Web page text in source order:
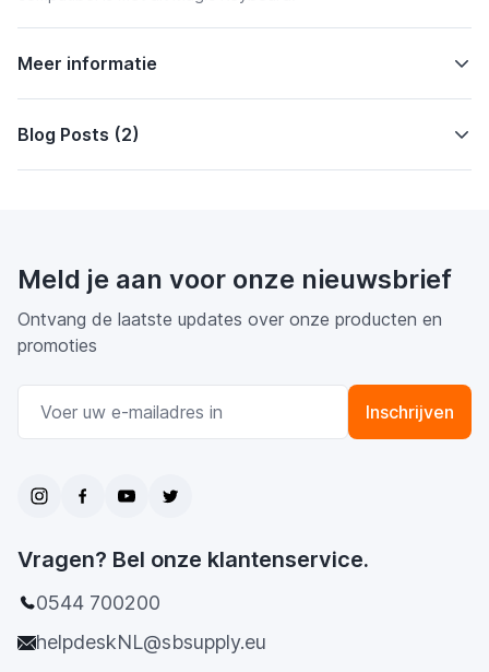
Meer informatie
Blog Posts (2)
Meld je aan voor onze nieuwsbrief
Ontvang de laatste updates over onze producten en
promoties
Inschrijven
Vragen? Bel onze klantenservice.
0544 700200
helpdeskNL@sbsupply.eu